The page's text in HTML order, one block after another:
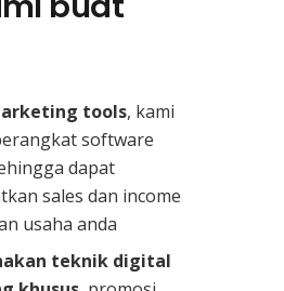
tools, kami
software
dapat
sales dan income
usaha anda
teknik digital